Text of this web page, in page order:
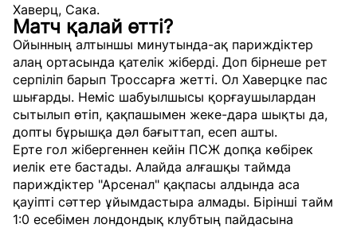
Хаверц, Сака.
Матч қалай өтті?
Ойынның алтыншы минутында-ақ париждіктер
алаң ортасында қателік жіберді. Доп бірнеше рет
серпіліп барып Троссарға жетті. Ол Хаверцке пас
шығарды. Неміс шабуылшысы қорғаушылардан
сытылып өтіп, қақпашымен жеке-дара шықты да,
допты бұрышқа дәл бағыттап, есеп ашты.
Ерте гол жібергеннен кейін ПСЖ допқа көбірек
иелік ете бастады. Алайда алғашқы таймда
париждіктер "Арсенал" қақпасы алдында аса
қауіпті сәттер ұйымдастыра алмады. Бірінші тайм
1:0 есебімен лондондық клубтың пайдасына